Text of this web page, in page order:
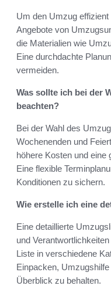
Um den Umzug
Angebote von
die Materialien wie
Eine durchdachte
vermeiden.
Was sollte ich bei der
beachten?
Bei der Wahl des
Wochenenden und
höhere Kosten und eine
Eine flexible
Konditionen zu sichern.
Wie erstelle ich eine
Eine detaillierte
und
Liste in verschiedene
Einpacken,
Überblick zu behalten.